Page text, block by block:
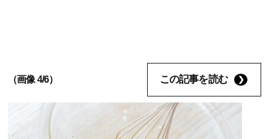
（画像 4/6） この記事を読む